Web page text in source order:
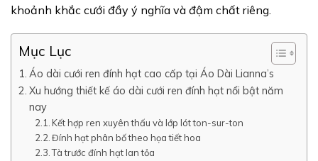
khoảnh khắc cưới đầy ý nghĩa và đậm chất riêng.
Mục Lục
Áo dài cưới ren đính hạt cao cấp tại Áo Dài Lianna’s
Xu hướng thiết kế áo dài cưới ren đính hạt nổi bật năm
nay
Kết hợp ren xuyên thấu và lớp lót ton-sur-ton
Đính hạt phân bố theo họa tiết hoa
Tà trước đính hạt lan tỏa